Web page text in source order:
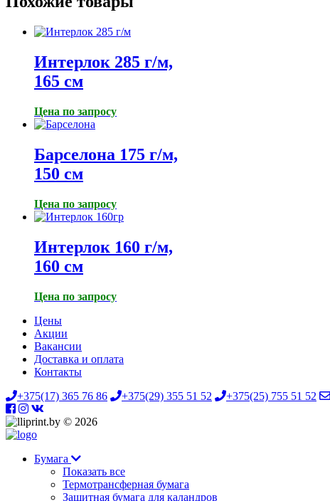
Интерлок 285 г/м,
165 см
Цена по запросу
Барселона 175 г/м,
150 см
Цена по запросу
Интерлок 160 г/м,
160 см
Цена по запросу
Цены
Акции
Вакансии
Доставка и оплата
Контакты
+375(17) 365 76 86
+375(29) 355 51 52 +375(25) 755 51 52
© 2026
Бумага
Показать все
Термотрансферная бумага
Защитная бумага для каландров